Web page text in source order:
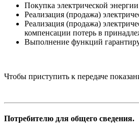
Покупка электрической
Реализация (продажа)
Реализация (продажа)
компенсации потерь в
Выполнение функций
Чтобы приступить к передаче
Потребителю для общего сведения.